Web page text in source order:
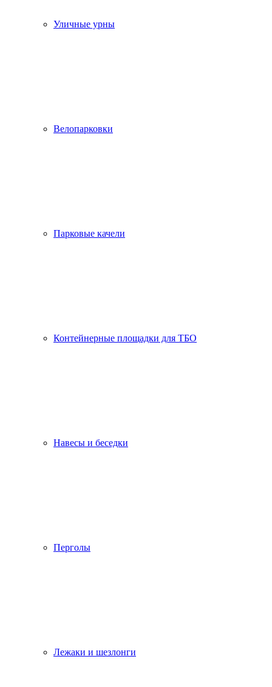
Уличные урны
Велопарковки
Парковые качели
Контейнерные площадки для ТБО
Навесы и беседки
Перголы
Лежаки и шезлонги